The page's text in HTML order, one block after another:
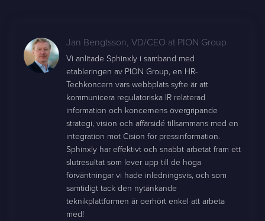
Jan Bengtsson, VD/CEO at PION Group
Vi anlitade Sphinxly i samband med
etableringen av PION Group, en HR-
Techkoncern vars webbplats syfte är att
kommunicera regulatoriska IR relaterad
information och koncernens övergripande
strategi, vision och affärsidé tillsammans med en
integration mot Cision för pressinformation.
Sphinxly har effektivt och snabbt arbetat fram ett
slutresultat som lever upp till de höga
förväntningar vi hade inledningsvis, och som
samtidigt tack den nytänkande
teknikplattformen är oerhört enkel att arbeta
med!